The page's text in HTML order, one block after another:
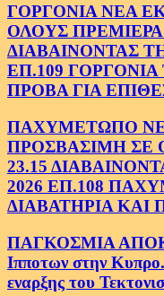
ΓΟΡΓΟΝΙΑ ΝΕΑ
ΟΛΟΥΣ ΠΡΕΜΙΕΡΑ
ΔΙΑΒΑΙΝΟΝΤΑΣ
ΕΠ.109
ΠΡΟΒΑ ΓΙΑ
ΠΑΧΥΜΕΤΩΠΟ
ΠΡΟΣΒΑΣΙΜΗ ΣΕ
23.15
2026 ΕΠ.108
ΔΙΑΒΑΤΗΡΙΑ ΚΑΙ
ΠΑΓΚΟΣΜΙΑ
Ιπποτων στην
εναρξης του